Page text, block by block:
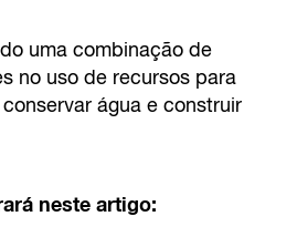
uma combinação de
no uso de recursos para
água e construir
neste artigo: